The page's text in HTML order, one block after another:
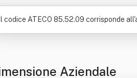
Il codice ATECO 85.52.09 corrisponde
Aziendale